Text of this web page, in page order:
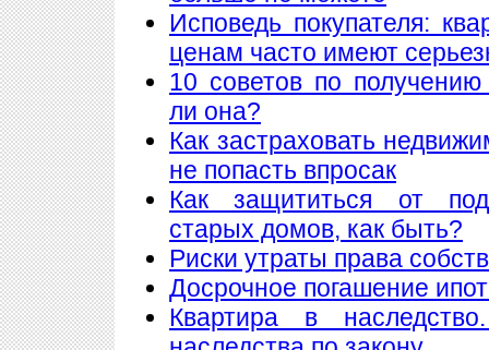
Исповедь покупателя:
ценам часто имеют
10 советов по
ли она?
Как застраховать
не попасть впросак
Как защититься от
старых домов, как быть?
Риски утраты права
Досрочное погашение
Квартира в